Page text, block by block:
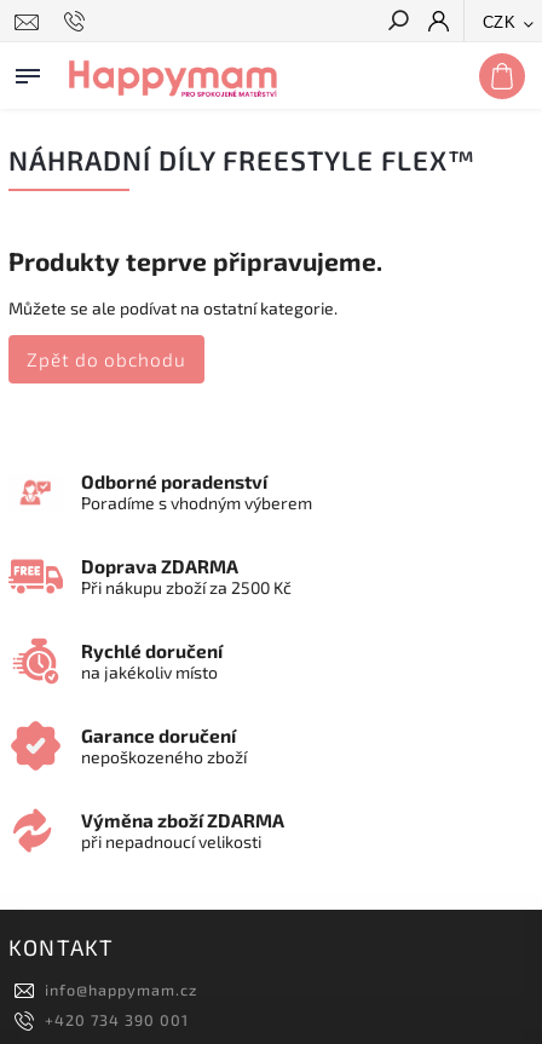
CZK
Hledat
NÁHRADNÍ DÍLY FREESTYLE FLEX™
Produkty teprve připravujeme.
Můžete se ale podívat na ostatní kategorie.
Zpět do obchodu
Odborné poradenství
Poradíme s vhodným výberem
Doprava ZDARMA
Při nákupu zboží za 2500 Kč
Rychlé doručení
na jakékoliv místo
Garance doručení
nepoškozeného zboží
Výměna zboží ZDARMA
při nepadnoucí velikosti
KONTAKT
info@happymam.cz
+420 734 390 001